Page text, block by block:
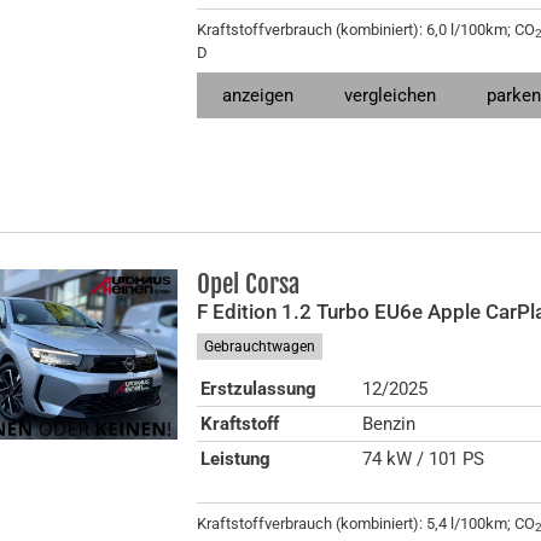
Kraftstoffverbrauch (kombiniert):6,0 l/100km;CO
D
anzeigen vergleichen parken
Opel Corsa
F Edition 1.2 Turbo EU6e Apple
Gebrauchtwagen
Erstzulassung
12/2025
Kraftstoff
Benzin
Leistung
74 kW / 101 PS
Kraftstoffverbrauch (kombiniert): 5,4 l/100km;CO